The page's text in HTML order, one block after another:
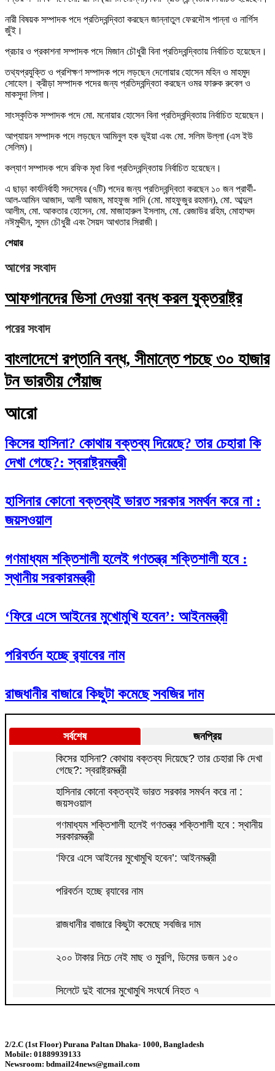
নারী বিষয়ক সম্পাদক পদে প্রতিদ্বন্দ্বিতা করছেন জান্নাতুল ফেরদৌস পান্না ও নার্গিস
জুঁই।
প্রচার ও প্রকাশনা সম্পাদক পদে মিজান চৌধুরী বিনা প্রতিদ্বন্দ্বিতায় নির্বাচিত হয়েছেন।
তথ্যপ্রযুক্তি ও প্রশিক্ষণ সম্পাদক পদে লড়ছেন দেলোয়ার হোসেন মহিন ও মাহমুদ
সোহেল। ক্রীড়া সম্পাদক পদের জন্য প্রতিদ্বন্দ্বিতা করছেন ওমর ফারুক রুবেল ও
মাকসুদা লিসা।
সাংস্কৃতিক সম্পাদক পদে মো. মনোয়ার হোসেন বিনা প্রতিদ্বন্দ্বিতায় নির্বাচিত হয়েছেন।
আপ্যায়ন সম্পাদক পদে লড়ছেন আমিনুল হক ভূইয়া এবং মো. সলিম উল্লা (এস ইউ
সেলিম)।
কল্যাণ সম্পাদক পদে রফিক মৃধা বিনা প্রতিদ্বন্দ্বিতায় নির্বাচিত হয়েছেন।
এ ছাড়া কার্যনির্বাহী সদস্যের (৭টি) পদের জন্য প্রতিদ্বন্দ্বিতা করছেন ১০ জন প্রার্থী-
আল-আমিন আজাদ, আলী আজম, মাহফুজ সাদি (মো. মাহফুজুর রহমান), মো. আব্দুল
আলীম, মো. আকতার হোসেন, মো. মাজাহারুল ইসলাম, মো. রেজাউর রহিম, মোহাম্মদ
নঈমুদ্দীন, সুমন চৌধুরী এবং সৈয়দ আখতার সিরাজী।
শেয়ার
আগের সংবাদ
আফগানদের ভিসা দেওয়া বন্ধ করল যুক্তরাষ্ট্র
পরের সংবাদ
বাংলাদেশে রপ্তানি বন্ধ, সীমান্তে পচছে ৩০ হাজার
টন ভারতীয় পেঁয়াজ
আরো
কিসের হাসিনা? কোথায় বক্তব্য দিয়েছে? তার চেহারা কি
দেখা গেছে?: স্বরাষ্ট্রমন্ত্রী
হাসিনার কোনো বক্তব্যই ভারত সরকার সমর্থন করে না :
জয়সওয়াল
গণমাধ্যম শক্তিশালী হলেই গণতন্ত্র শক্তিশালী হবে :
স্থানীয় সরকারমন্ত্রী
‘ফিরে এসে আইনের মুখোমুখি হবেন’: আইনমন্ত্রী
পরিবর্তন হচ্ছে র‌্যাবের নাম
রাজধানীর বাজারে কিছুটা কমেছে সবজির দাম
সর্বশেষ
জনপ্রিয়
কিসের হাসিনা? কোথায় বক্তব্য দিয়েছে? তার চেহারা কি দেখা
গেছে?: স্বরাষ্ট্রমন্ত্রী
হাসিনার কোনো বক্তব্যই ভারত সরকার সমর্থন করে না :
জয়সওয়াল
গণমাধ্যম শক্তিশালী হলেই গণতন্ত্র শক্তিশালী হবে : স্থানীয়
সরকারমন্ত্রী
‘ফিরে এসে আইনের মুখোমুখি হবেন’: আইনমন্ত্রী
পরিবর্তন হচ্ছে র‌্যাবের নাম
রাজধানীর বাজারে কিছুটা কমেছে সবজির দাম
২০০ টাকার নিচে নেই মাছ ও মুরগি, ডিমের ডজন ১৫০
সিলেটে দুই বাসের মুখোমুখি সংঘর্ষে নিহত ৭
বগুড়ায় বাসচাপায় নিহত ৬
2/2.C (1st Floor) Purana Paltan Dhaka- 1000, Bangladesh
Mobile: 01889939133
Newsroom: bdmail24news@gmail.com